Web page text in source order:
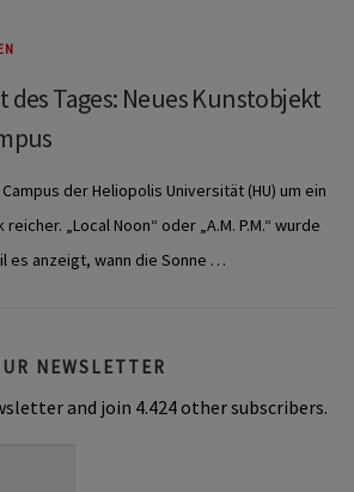
Tages: Neues Kunstobjekt
der Heliopolis Universität (HU) um ein
„Local Noon“ oder „A.M. P.M.“ wurde
es anzeigt, wann die Sonne …
NEWSLETTER
and join 4.424 other subscribers.